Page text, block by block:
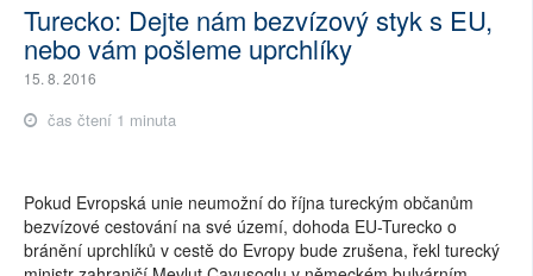
Turecko: Dejte nám bezvízový styk s EU,
nebo vám pošleme uprchlíky
15. 8. 2016
čas čtení 1 minuta
Pokud Evropská unie neumožní do října tureckým občanům
bezvízové cestování na své území, dohoda EU-Turecko o
bránění uprchlíků v cestě do Evropy bude zrušena, řekl turecký